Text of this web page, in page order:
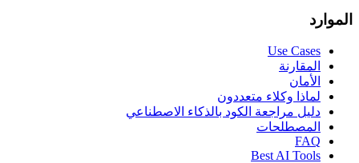
الموارد
Use Cases
المقارنة
الأمان
لماذا وكلاء متعددون
دليل مراجعة الكود بالذكاء الاصطناعي
المصطلحات
FAQ
Best AI Tools